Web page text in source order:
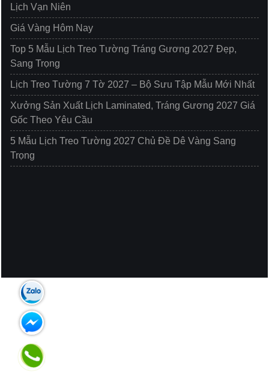
Lịch Vạn Niên
Giá Vàng Hôm Nay
Top 5 Mẫu Lịch Treo Tường Tráng Gương 2027 Đẹp,
Sang Trọng
Lịch Treo Tường 7 Tờ 2027 – Bộ Sưu Tập Mẫu Mới Nhất
Xưởng Sản Xuất Lịch Laminated, Tráng Gương 2027 Giá
Gốc Theo Yêu Cầu
5 Mẫu Lịch Treo Tường 2027 Chủ Đề Dê Vàng Sang
Trọng